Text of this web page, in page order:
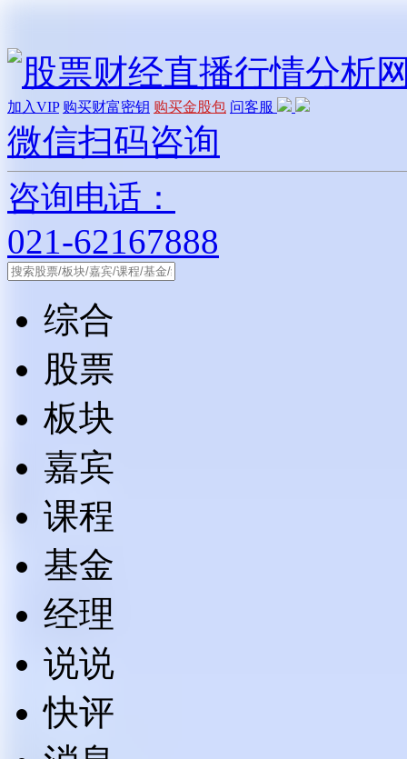
加入VIP 购买财富密钥 购买金股包 问客服
微信扫码咨询
咨询电话：
021-62167888
综合
股票
板块
嘉宾
课程
基金
经理
说说
快评